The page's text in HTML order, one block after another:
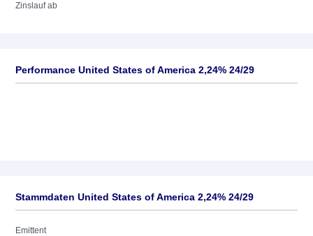
Zinslauf ab
Performance United States of America 2,24% 24/29
Stammdaten United States of America 2,24% 24/29
Emittent